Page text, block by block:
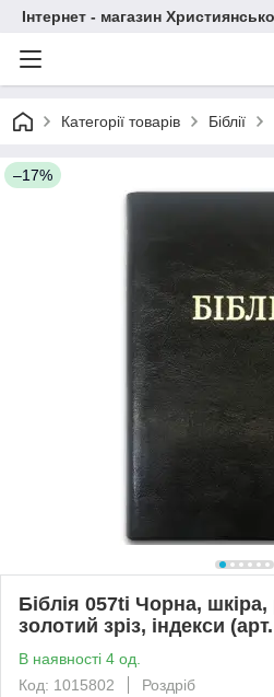
Інтернет - магазин
Категорії товарів Біблії
–17%
Біблія 057ti Чорна,
золотий зріз, індекси
В наявності 4 од.
Код: 1015802
Роздріб